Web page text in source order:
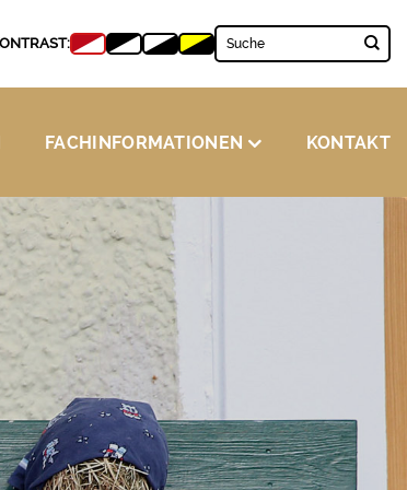
FACHINFORMATIONEN KONTAKT